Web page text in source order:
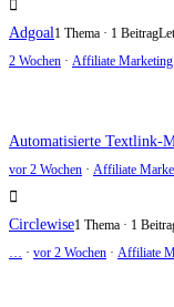
Adgoal1 Thema · 1 Beitrag
2 Wochen · Affiliate Marketing
Automatisierte Textlink-
vor 2 Wochen · Affiliate
Circlewise1 Thema · 1
… · vor 2 Wochen · Affiliate